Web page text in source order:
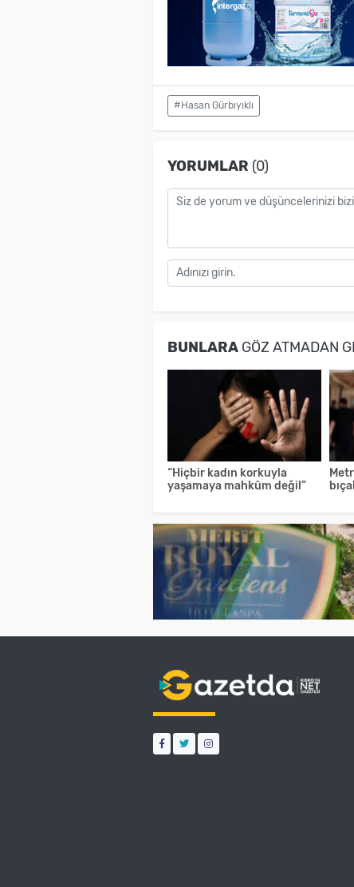
#Hasan Gürbıyıklı
YORUMLAR (0)
BUNLARAGÖZ ATMADAN
“Hiçbir kadın korkuyla
yaşamaya mahkûm değil”